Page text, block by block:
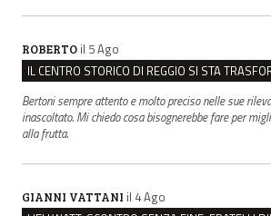
ROBERTO il 5 Ago
Bertoni sempre attento e molto preciso nelle sue
inascoltato. Mi chiedo cosa bisognerebbe fare per
alla frutta.
GIANNI VATTANI il 4 Ago